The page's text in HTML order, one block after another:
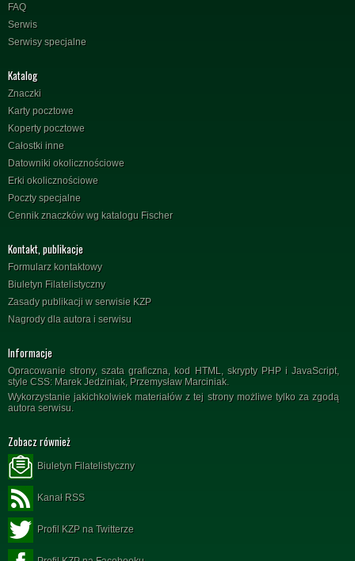
FAQ
Serwis
Serwisy specjalne
Katalog
Znaczki
Karty pocztowe
Koperty pocztowe
Całostki inne
Datowniki okolicznościowe
Erki okolicznościowe
Poczty specjalne
Cennik znaczków wg katalogu Fischer
Kontakt, publikacje
Formularz kontaktowy
Biuletyn Filatelistyczny
Zasady publikacji w serwisie KZP
Nagrody dla autora i serwisu
Informacje
Opracowanie strony, szata graficzna, kod HTML, skrypty PHP i JavaScript,
style CSS: Marek Jedziniak, Przemysław Marciniak.
Wykorzystanie jakichkolwiek materiałów z tej strony możliwe tylko za zgodą
autora serwisu.
Zobacz również
Biuletyn Filatelistyczny
Kanał RSS
Profil KZP na Twitterze